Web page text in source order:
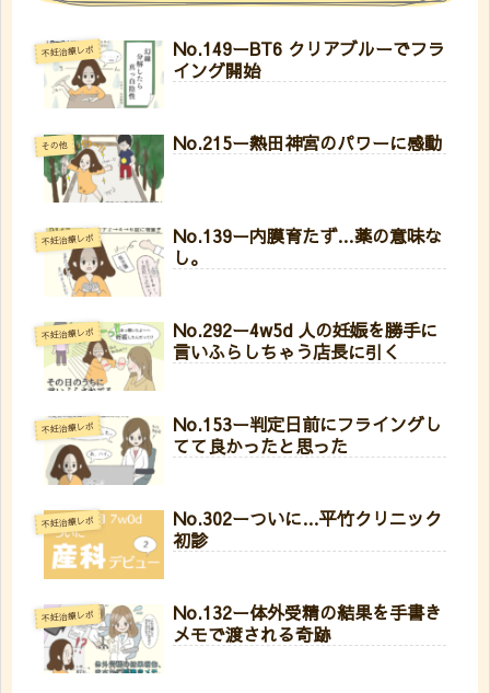
不妊治療レポ
No.149ーBT6 クリアブルーでフラ
イング開始
その他 No.215ー熱田神宮のパワーに感動
不妊治療レポ
No.139ー内膜育たず…薬の意味な
し。
不妊治療レポ
No.292ー4w5d 人の妊娠を勝手に
言いふらしちゃう店長に引く
不妊治療レポ
No.153ー判定日前にフライングし
てて良かったと思った
不妊治療レポ
No.302ーついに…平竹クリニック
初診
不妊治療レポ
No.132ー体外受精の結果を手書き
メモで渡される奇跡